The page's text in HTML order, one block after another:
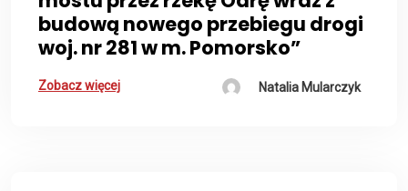
budową nowego przebiegu drogi
woj. nr 281 w m. Pomorsko”
Zobacz więcej Natalia Mularczyk